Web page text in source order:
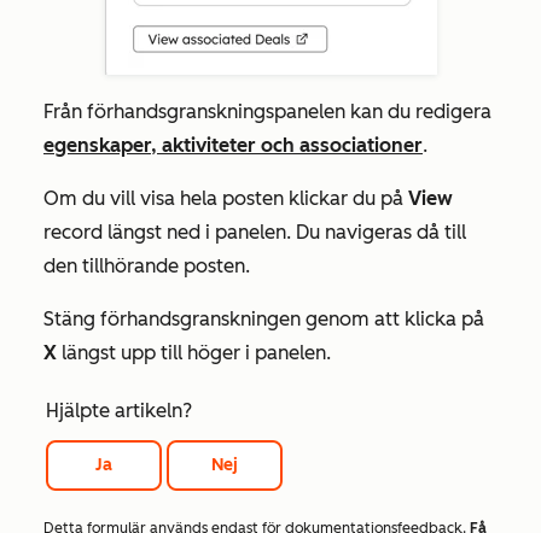
Från förhandsgranskningspanelen kan du redigera
egenskaper, aktiviteter och associationer.
Om du vill visa hela posten klickar du på View
record längst ned i panelen. Du navigeras då till
den tillhörande posten.
Stäng förhandsgranskningen genom att klicka på
X längst upp till höger i panelen.
Hjälpte artikeln?
Ja Nej
Detta formulär används endast för dokumentationsfeedback. Få